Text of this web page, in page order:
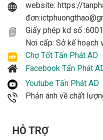
website: https://
Giấy phép kd số
Nơi cấp: Sở kế
Chợ Tốt Tấn Phát AD
Facebook Tấn Phát
Youtube Tấn Phát AD
Phản ánh về chất
HỖ TRỢ